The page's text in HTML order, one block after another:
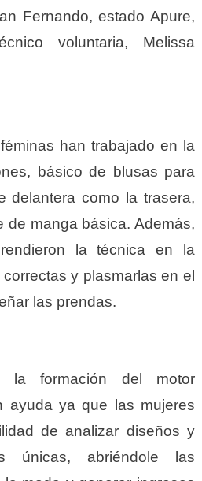
Fernando, estado Apure,
voluntaria, Melissa
han trabajado en la
básico de blusas para
delantera como la trasera,
de manga básica. Además,
la técnica en la
y plasmarlas en el
las prendas.
la formación del motor
ayuda ya que las mujeres
de analizar diseños y
únicas, abriéndole las